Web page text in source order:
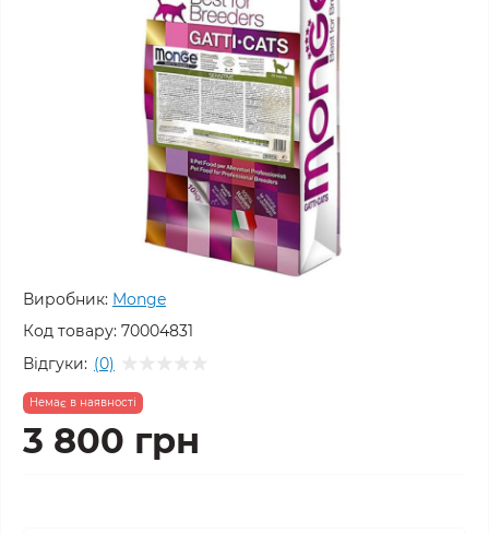
Виробник: Monge
Код товару: 70004831
Відгуки: (0)
Немає в наявності
3 800 грн